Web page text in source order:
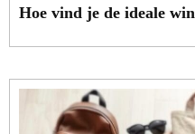
Hoe vind je de ideale